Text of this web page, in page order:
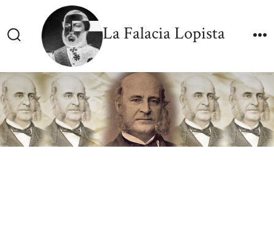
to
Search
La Falacia Lopista